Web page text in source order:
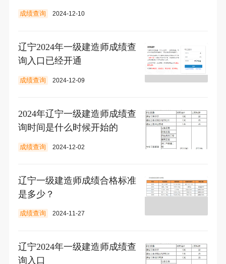
成绩查询 2024-12-10
辽宁2024年一级建造师成绩查
询入口已经开通
成绩查询 2024-12-09
2024年辽宁一级建造师成绩查
询时间是什么时候开始的
成绩查询 2024-12-02
辽宁一级建造师成绩合格标准
是多少？
成绩查询 2024-11-27
辽宁2024年一级建造师成绩查
询入口